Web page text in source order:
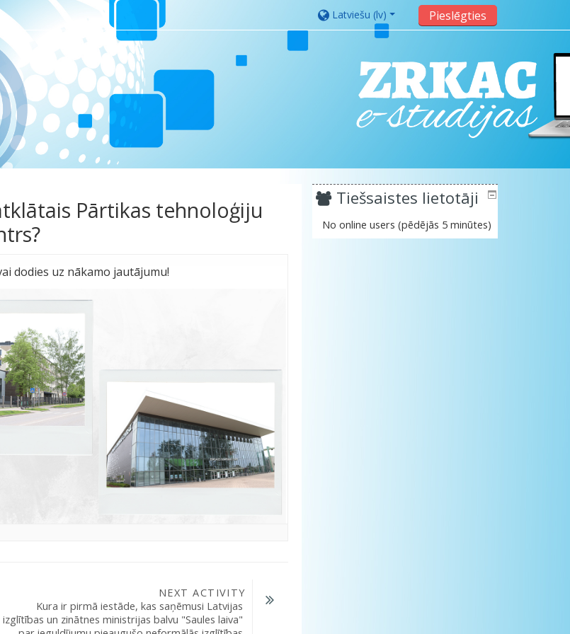
Latviešu ‎(lv)‎ Pieslēgties
Pārtikas tehnoloģiju
dodies uz nākamo jautājumu!
NEXT ACTIVITY
Kura ir pirmā iestāde, kas saņēmusi Latvijas
izglītības un zinātnes ministrijas balvu "Saules laiva"
Tiešsaistes lietotāji
No online users (pēdējās 5 minūtes)